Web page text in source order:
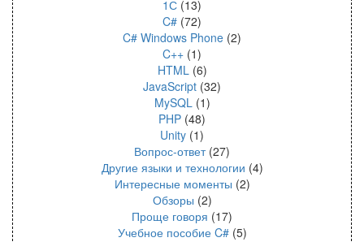
1С (13)
C# (72)
C# Windows Phone (2)
C++ (1)
HTML(6)
JavaScript (32)
MySQL(1)
PHP (48)
Unity (1)
Вопрос-ответ(27)
Другие языки и технологии (4)
Интересные моменты (2)
Обзоры (2)
Проще говоря (17)
Учебное пособие C#(5)